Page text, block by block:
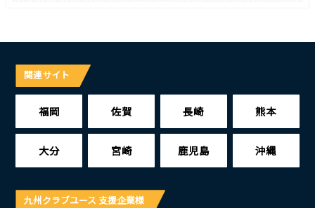
関連サイト
福岡 佐賀 長崎 熊本
大分 宮崎 鹿児島 沖縄
九州クラブユース 支援企業様